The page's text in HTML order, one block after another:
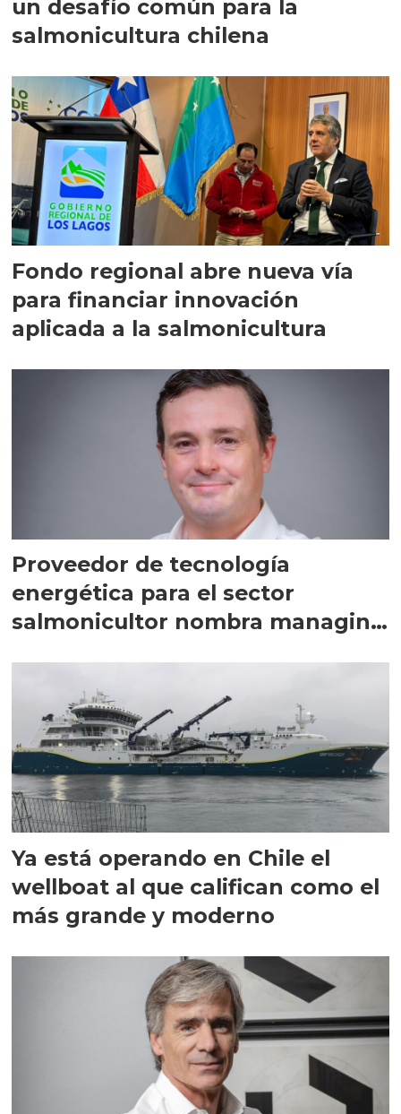
un desafío común para la
salmonicultura chilena
Fondo regional abre nueva vía
para financiar innovación
aplicada a la salmonicultura
Proveedor de tecnología
energética para el sector
salmonicultor nombra managing
Ya está operando en Chile el
wellboat al que califican como el
más grande y moderno